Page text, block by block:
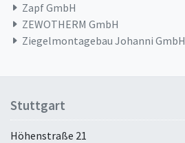
Zapf GmbH
ZEWOTHERM GmbH
Ziegelmontagebau Johanni GmbH
Stuttgart
Höhenstraße 21